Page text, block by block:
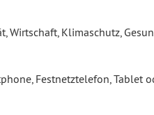
Klimaschutz,
Festnetztelefon, Tablet